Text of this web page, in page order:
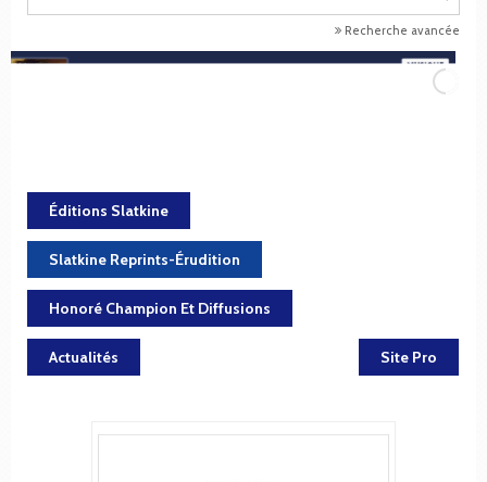
Recherche avancée
Éditions Slatkine
Slatkine Reprints-Érudition
Honoré Champion Et Diffusions
Actualités Site Pro